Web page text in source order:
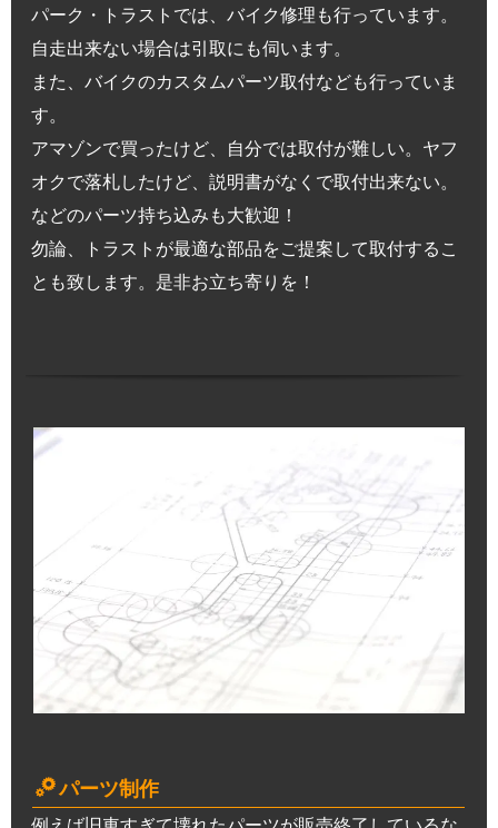
パーク・トラストでは、バイク修理も行っています。
自走出来ない場合は引取にも伺います。
また、バイクのカスタムパーツ取付なども行っていま
す。
アマゾンで買ったけど、自分では取付が難しい。ヤフ
オクで落札したけど、説明書がなくで取付出来ない。
などのパーツ持ち込みも大歓迎！
勿論、トラストが最適な部品をご提案して取付するこ
とも致します。是非お立ち寄りを！
パーツ制作